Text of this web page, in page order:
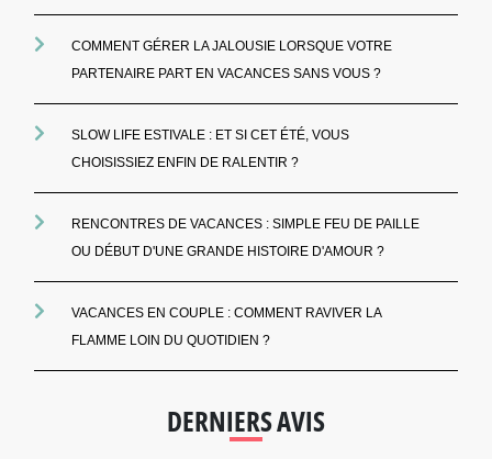
COMMENT GÉRER LA JALOUSIE LORSQUE VOTRE
PARTENAIRE PART EN VACANCES SANS VOUS ?
SLOW LIFE ESTIVALE : ET SI CET ÉTÉ, VOUS
CHOISISSIEZ ENFIN DE RALENTIR ?
RENCONTRES DE VACANCES : SIMPLE FEU DE PAILLE
OU DÉBUT D'UNE GRANDE HISTOIRE D'AMOUR ?
VACANCES EN COUPLE : COMMENT RAVIVER LA
FLAMME LOIN DU QUOTIDIEN ?
DERNIERS AVIS